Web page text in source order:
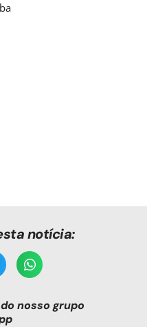
notícia:
nosso grupo